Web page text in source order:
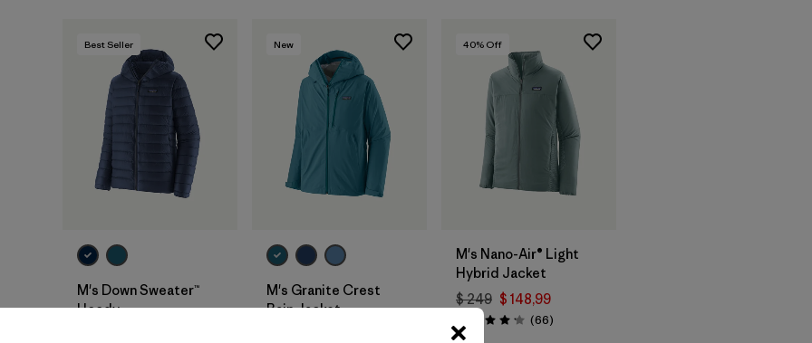
Best Seller
M's Down Sweater™
Hoody
New
M's Granite Crest
Rain Jacket
40% Off
M's Nano-Air® Light
Hybrid Jacket
$ 249 $ 148,99
Valoración: 4.2 / 5
(66Comentarios
)